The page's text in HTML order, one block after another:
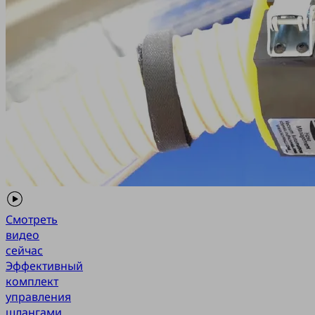
Смотреть
видео
сейчас
Эффективный
комплект
управления